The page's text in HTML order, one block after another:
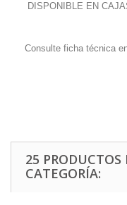
DISPONIBLE EN
Consulte ficha
25
CATEGORÍA: